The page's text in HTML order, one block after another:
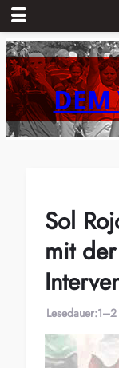
Zum
Inhalt
springenDEM
Sol
mit
Lesedauer:1–2